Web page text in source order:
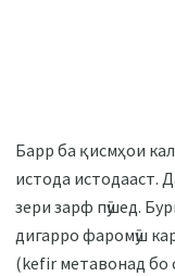
Барр ба қисмҳои
истода истодааст.
зери зарф пӯшед.
дигарро фаромӯш
(kefir метавонад бо